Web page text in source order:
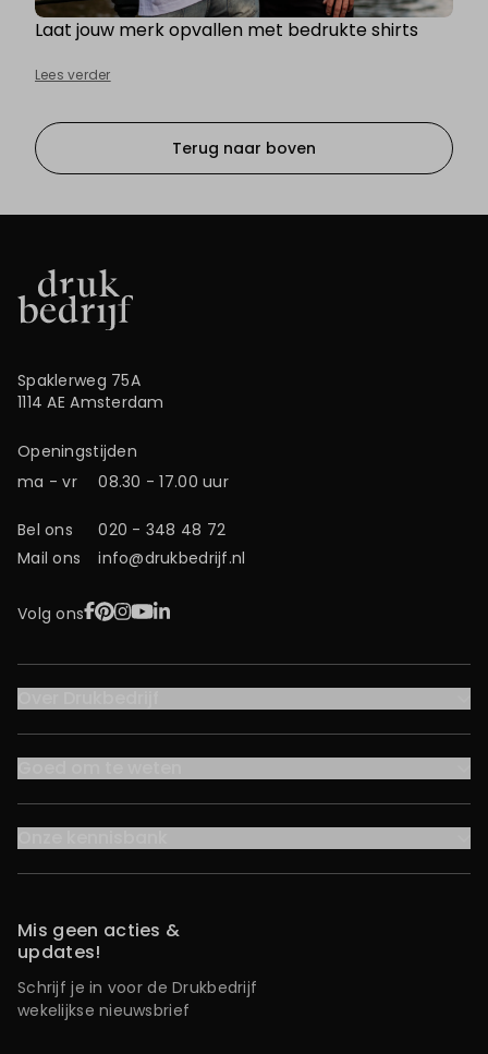
Laat jouw merk opvallen met bedrukte shirts
Lees verder
Terug naar boven
Spaklerweg 75A
1114 AE Amsterdam
Openingstijden
ma - vr
08.30 - 17.00 uur
Bel ons
020 - 348 48 72
Mail ons
info@drukbedrijf.nl
Volg onsFacebook
Pinterest
Instagram
YouTube
LinkedIn
Mis geen acties &
updates!
Schrijf je in voor de Drukbedrijf
wekelijkse nieuwsbrief